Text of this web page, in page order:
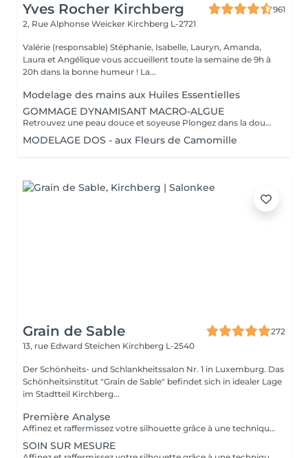
Yves Rocher Kirchberg
961
2, Rue Alphonse Weicker Kirchberg L-2721
Valérie (responsable) Stéphanie, Isabelle, Lauryn, Amanda,
Laura et Angélique vous accueillent toute la semaine de 9h à
20h dans la bonne humeur ! La...
Modelage des mains aux Huiles Essentielles
GOMMAGE DYNAMISANT MACRO-ALGUE
Retrouvez une peau douce et soyeuse Plongez dans la douceur tropicale dIndonésie à travers les notes épicées des huiles essentielles de Girofle et de Muscade. Ce gommage aux effluves chauds et naturels vous transporte tout en exfoliant délicatement votre peau : elle est douce, lumineuse et satinée.
MODELAGE DOS - aux Fleurs de Camomille
Grain de Sable
272
13, rue Edward Steichen Kirchberg L-2540
Der Schönheits- und Schlankheitssalon Nr. 1 in Luxemburg. Das
Schönheitsinstitut "Grain de Sable" befindet sich in idealer Lage
im Stadtteil Kirchberg...
Première Analyse
Affinez et raffermissez votre silhouette grâce à une technique de palper-rouler associée à un système d'aspiration. La dernière génération, le Cellu M6 INFINITY est un programme de soins basés sur la technique " Endermologie ", permettant de stimuler la circulation et les tissus de la peau en profondeur grâce à un système mécanique de palper-rouler. Associant confort et efficacité, cette technique, très proche d'un massage manuel, assouplit les tissus, améliore la circulation veineuse et lymphatique et permet une meilleure élimination des toxines. Les soins du corps Cellu M6 INFINITY permettent de : - déstocker les graisses - lisser la cellulite - raffermir la peau - retrouver des jambes légères
SOIN SUR MESURE